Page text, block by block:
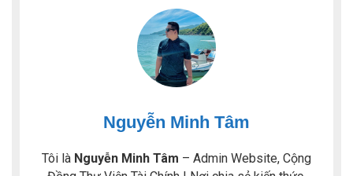
Nguyễn Minh Tâm
Tôi là Nguyễn Minh Tâm – Admin Website, Cộng